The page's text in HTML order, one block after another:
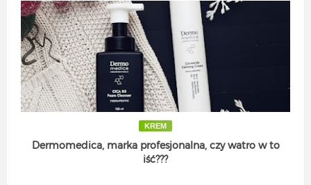
KREM
Dermomedica, marka profesjonalna, czy watro w to
iść???